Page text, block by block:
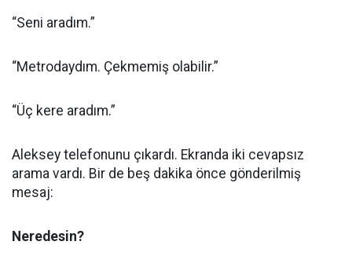
“Seni aradım.”
“Metrodaydım. Çekmemiş olabilir.”
“Üç kere aradım.”
Aleksey telefonunu çıkardı. Ekranda iki cevapsız
arama vardı. Bir de beş dakika önce gönderilmiş
mesaj:
Neredesin?